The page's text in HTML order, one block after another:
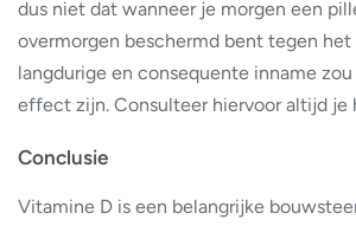
dus niet dat wanneer je morgen een
overmorgen beschermd bent tegen het
langdurige en consequente inname
effect zijn. Consulteer hiervoor altijd je
Conclusie
Vitamine D is een belangrijke